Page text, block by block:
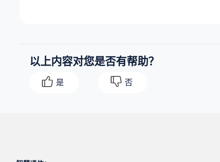
"ext_dev_type": "linkusmobile"
                        {
以上内容对您是否有帮助？
是 否